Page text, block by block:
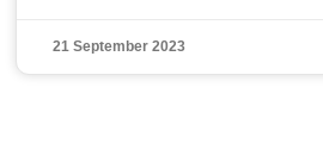
21 September 2023